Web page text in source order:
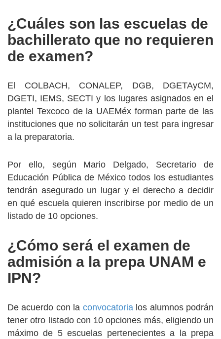
¿Cuáles son las escuelas de
bachillerato que no requieren
de examen?
El COLBACH, CONALEP, DGB, DGETAyCM,
DGETI, IEMS, SECTI y los lugares asignados en el
plantel Texcoco de la UAEMéx forman parte de las
instituciones que no solicitarán un test para ingresar
a la preparatoria.
Por ello, según Mario Delgado, Secretario de
Educación Pública de México todos los estudiantes
tendrán asegurado un lugar y el derecho a decidir
en qué escuela quieren inscribirse por medio de un
listado de 10 opciones.
¿Cómo será el examen de
admisión a la prepa UNAM e
IPN?
De acuerdo con la convocatorialos alumnos podrán
tener otro listado con 10 opciones más, eligiendo un
máximo de 5 escuelas pertenecientes a la prepa